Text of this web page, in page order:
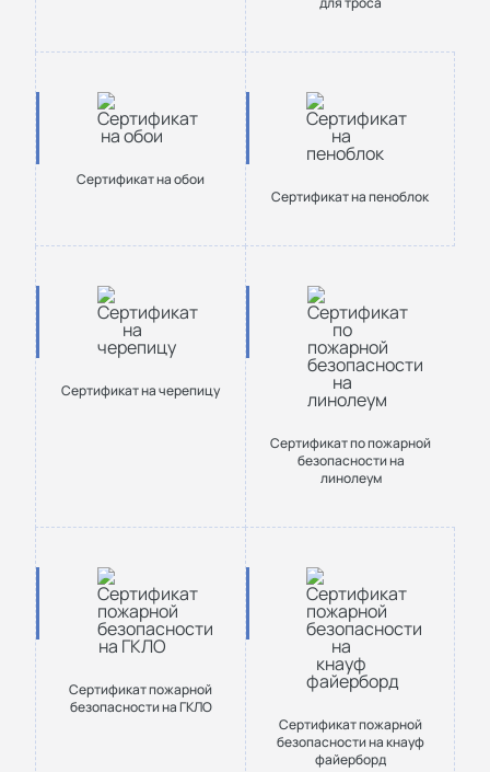
Сертификат на обои
Сертификат на пеноблок
Сертификат на черепицу
Сертификат по пожарной
безопасности на
линолеум
Сертификат пожарной
безопасности на ГКЛО
Сертификат пожарной
безопасности на кнауф
файерборд